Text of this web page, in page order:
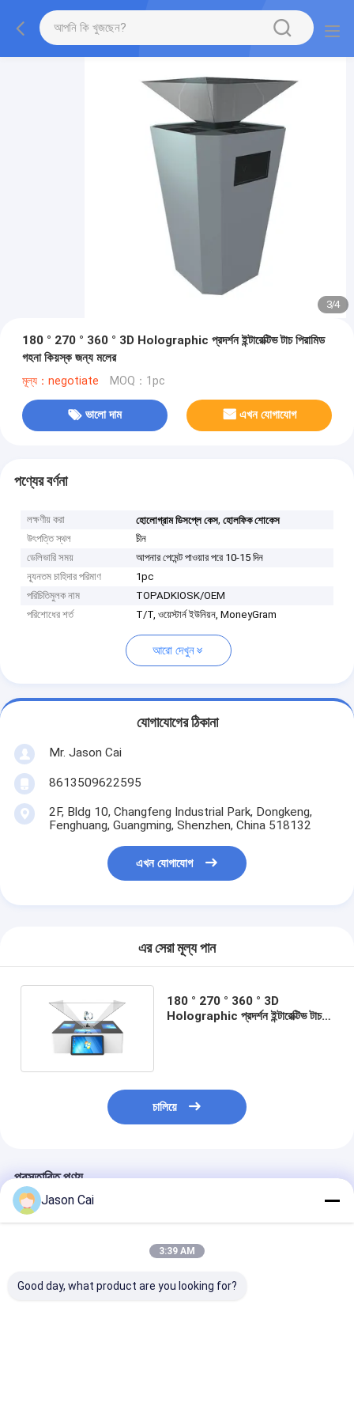
3/4
180 ° 270 ° 360 ° 3D Holographic প্রদর্শন ইন্টারেক্টিভ টাচ পিরামিড
গহনা কিয়স্ক জন্য মলের
মূল্য：negotiate MOQ：1pc
ভালো দাম এখন যোগাযোগ
পণ্যের বর্ণনা
লক্ষণীয় করা হোলোগ্রাম ডিসপ্লে কেস,হোলফিক শোকেস
উৎপত্তি স্থল
চীন
ডেলিভারি সময়
আপনার পেমেন্ট পাওয়ার পরে 10-15 দিন
ন্যূনতম চাহিদার পরিমাণ
1pc
পরিচিতিমুলক নাম
TOPADKIOSK/OEM
পরিশোধের শর্ত
T/T, ওয়েস্টার্ন ইউনিয়ন, MoneyGram
আরো দেখুন
যোগাযোগের ঠিকানা
Mr. Jason Cai
8613509622595
2F, Bldg 10, Changfeng Industrial Park, Dongkeng,
Fenghuang, Guangming, Shenzhen, China 518132
এখন যোগাযোগ
এর সেরা মূল্য পান
180 ° 270 ° 360 ° 3D
Holographic প্রদর্শন ইন্টারেক্টিভ টাচ
চালিয়ে
প্রস্তাবিত পণ্য
Jason Cai
3:39 AM
Good day, what product are you looking for?